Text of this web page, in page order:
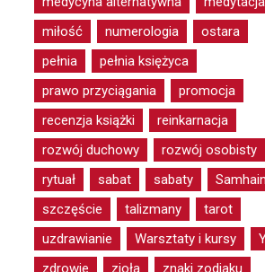
miłość
numerologia
ostara
pełnia
pełnia księżyca
prawo przyciągania
promocja
recenzja książki
reinkarnacja
rozwój duchowy
rozwój osobisty
rytuał
sabat sabaty
Samhain
szczęście
talizmany
tarot
uzdrawianie
Warsztaty i kursy
zdrowie
zioła
znaki zodiaku